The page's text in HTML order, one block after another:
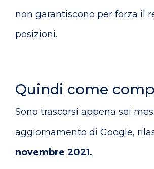
non garantiscono per forza il
posizioni.
Quindi come
Sono trascorsi appena sei
aggiornamento di Google,
novembre 2021.